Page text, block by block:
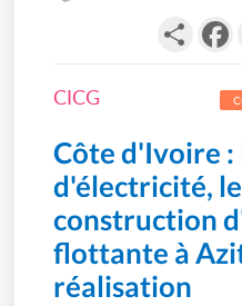
CICG
Côte d'Ivoire
d'électricité,
construction
flottante à
réalisation